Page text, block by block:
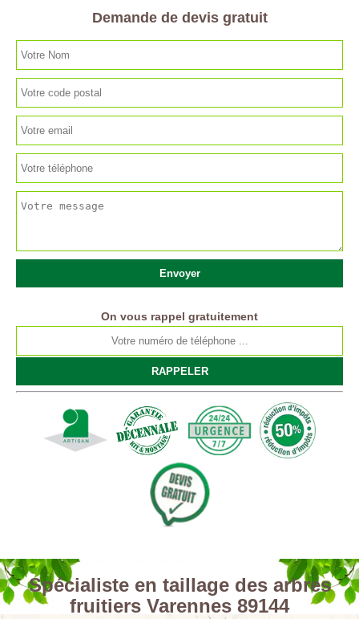
Demande de devis gratuit
On vous rappel gratuitement
Spécialiste en taillage des arbres
fruitiers Varennes 89144